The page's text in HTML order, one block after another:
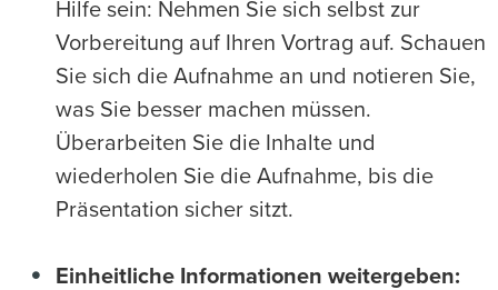
Hilfe sein: Nehmen Sie sich selbst zur
Vorbereitung auf Ihren Vortrag auf. Schauen
Sie sich die Aufnahme an und notieren Sie,
was Sie besser machen müssen.
Überarbeiten Sie die Inhalte und
wiederholen Sie die Aufnahme, bis die
Präsentation sicher sitzt.
Einheitliche Informationen weitergeben: